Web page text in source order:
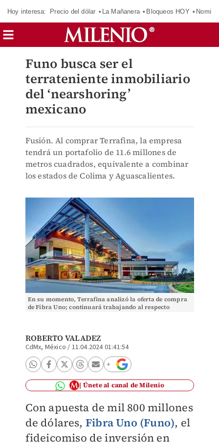
Hoy interesa: Precio del dólar La Mañanera Bloqueos HOY
Funo busca ser el
terrateniente inmobiliario
del ‘nearshoring’
mexicano
Fusión. Al comprar Terrafina, la empresa
tendrá un portafolio de 11.6 millones de
metros cuadrados, equivalente a combinar
los estados de Colima y Aguascalientes.
En su momento, Terrafina analizó la oferta de compra
de Fibra Uno; continuará trabajando al respecto
ROBERTO VALADEZ
CdMx, México / 11.04.2024 01:41:54
Únete al canal de Milenio
Con apuesta de mil 800 millones
de dólares, Fibra Uno (Funo), el
fideicomiso de inversión en